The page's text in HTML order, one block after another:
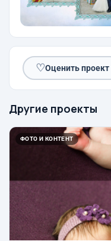
♡Оценить проект
Другие проекты
ФОТО И КОНТЕНТ